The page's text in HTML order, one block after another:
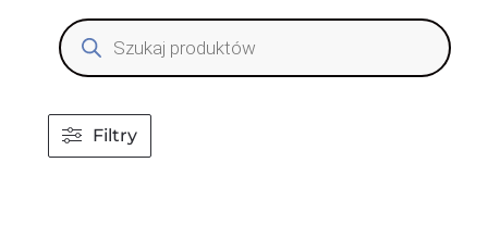
Wyszukiwarka
produktów
Filtry